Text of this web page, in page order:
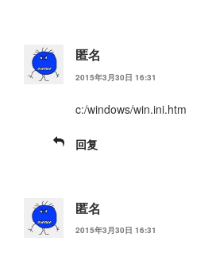
匿名
2015年3月30日 16:31
c:/windows/win.ini.htm
回复
匿名
2015年3月30日 16:31